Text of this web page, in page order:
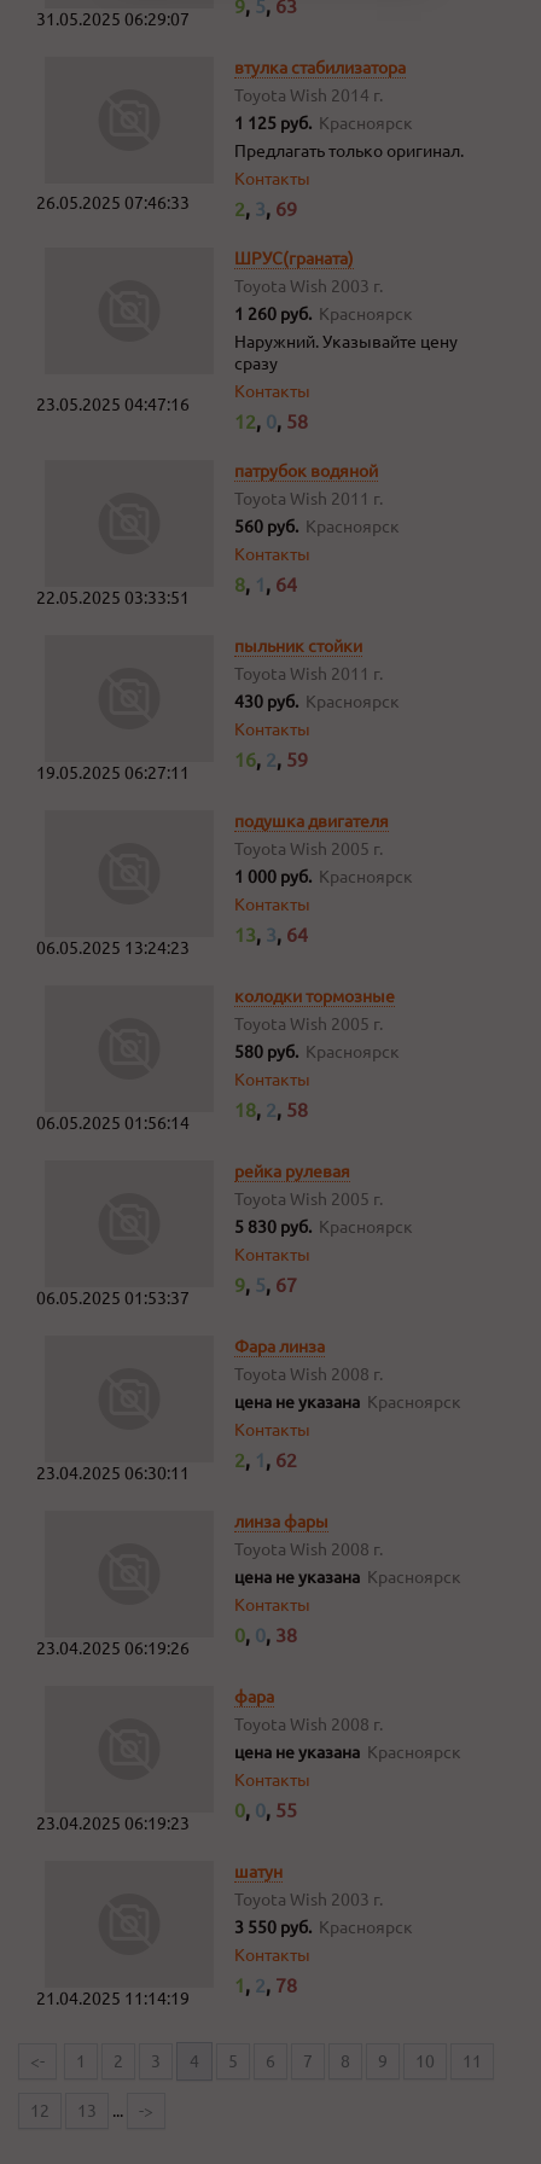
31.05.2025 06:29:07
9, 5, 63
26.05.2025 07:46:33
втулка стабилизатора
Toyota Wish 2014 г.
1 125 руб. Красноярск
Предлагать только оригинал.
Контакты
2, 3, 69
23.05.2025 04:47:16
ШРУС(граната)
Toyota Wish 2003 г.
1 260 руб. Красноярск
Наружний. Указывайте цену
сразу
Контакты
12, 0, 58
22.05.2025 03:33:51
патрубок водяной
Toyota Wish 2011 г.
560 руб. Красноярск
Контакты
8, 1 , 64
19.05.2025 06:27:11
пыльник стойки
Toyota Wish 2011 г.
430 руб. Красноярск
Контакты
16, 2, 59
06.05.2025 13:24:23
подушка двигателя
Toyota Wish 2005 г.
1 000 руб. Красноярск
Контакты
13, 3, 64
06.05.2025 01:56:14
колодки тормозные
Toyota Wish 2005 г.
580 руб. Красноярск
Контакты
18, 2, 58
06.05.2025 01:53:37
рейка рулевая
Toyota Wish 2005 г.
5 830 руб. Красноярск
Контакты
9, 5, 67
23.04.2025 06:30:11
Фара линза
Toyota Wish 2008 г.
цена не указана Красноярск
Контакты
2, 1 , 62
23.04.2025 06:19:26
линза фары
Toyota Wish 2008 г.
цена не указана Красноярск
Контакты
0, 0, 38
23.04.2025 06:19:23
фара
Toyota Wish 2008 г.
цена не указана Красноярск
Контакты
0, 0, 55
21.04.2025 11:14:19
шатун
Toyota Wish 2003 г.
3 550 руб. Красноярск
Контакты
1, 2, 78
<- 1 2 3 4 5 6 7 8 9 10 11
12 13 ... ->